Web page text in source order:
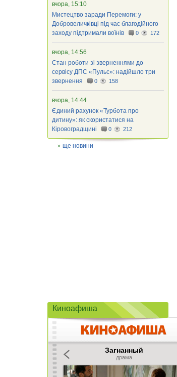
вчора, 15:10
Мистецтво заради Перемоги: у
Добровеличківці під час благодійного
заходу підтримали воїнів
0 172
вчора, 14:56
Стан роботи зі зверненнями до
сервісу ДПС «Пульс»: надійшло три
звернення
0 158
вчора, 14:44
Єдиний рахунок «Турбота про
дитину»: як скористатися на
Кіровоградщині
0 212
ще новини
Киноафиша